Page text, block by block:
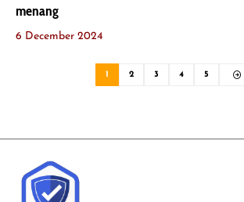
menang
6 December 2024
1 2 3 4 5